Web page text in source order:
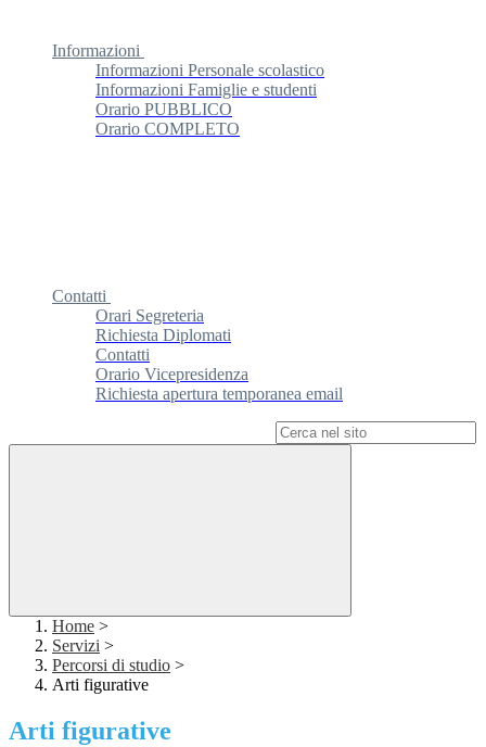
Informazioni
Informazioni Personale scolastico
Informazioni Famiglie e studenti
Orario PUBBLICO
Orario COMPLETO
Contatti
Orari Segreteria
Richiesta Diplomati
Contatti
Orario Vicepresidenza
Richiesta apertura temporanea email
Home >
Servizi >
Percorsi di studio >
Arti figurative
Arti figurative